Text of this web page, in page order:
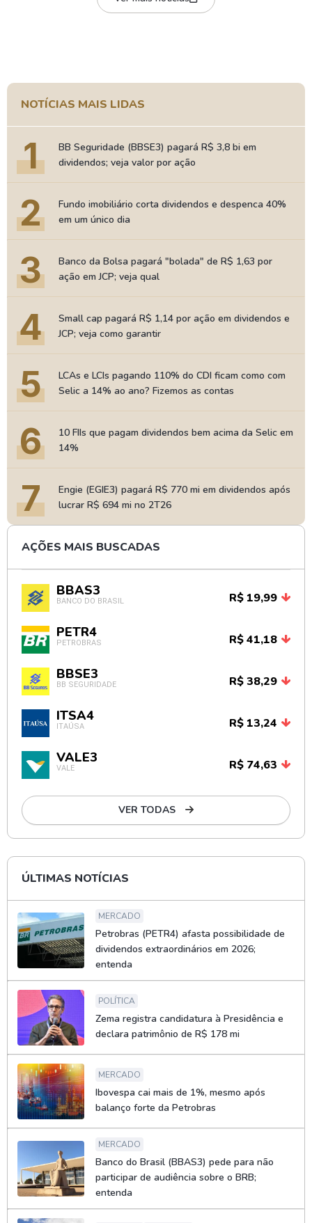
NOTÍCIAS MAIS LIDAS
1
BB Seguridade (BBSE3) pagará R$ 3,8 bi em
dividendos; veja valor por ação
2
Fundo imobiliário corta dividendos e despenca 40%
em um único dia
3
Banco da Bolsa pagará "bolada" de R$ 1,63 por
ação em JCP; veja qual
4
Small cap pagará R$ 1,14 por ação em dividendos e
JCP; veja como garantir
5
LCAs e LCIs pagando 110% do CDI ficam como com
Selic a 14% ao ano? Fizemos as contas
6
10 FIIs que pagam dividendos bem acima da Selic em
14%
7
Engie (EGIE3) pagará R$ 770 mi em dividendos após
lucrar R$ 694 mi no 2T26
AÇÕES MAIS BUSCADAS
BBAS3
BANCO DO BRASIL R$ 19,99
PETR4
PETROBRAS R$ 41,18
BBSE3
BB SEGURIDADE R$ 38,29
ITSA4
ITAÚSA R$ 13,24
VALE3
VALE R$ 74,63
VER TODAS
ÚLTIMAS NOTÍCIAS
MERCADO
Petrobras (PETR4) afasta possibilidade de
dividendos extraordinários em 2026;
entenda
POLÍTICA
Zema registra candidatura à Presidência e
declara patrimônio de R$ 178 mi
MERCADO
Ibovespa cai mais de 1%, mesmo após
balanço forte da Petrobras
MERCADO
Banco do Brasil (BBAS3) pede para não
participar de audiência sobre o BRB;
entenda